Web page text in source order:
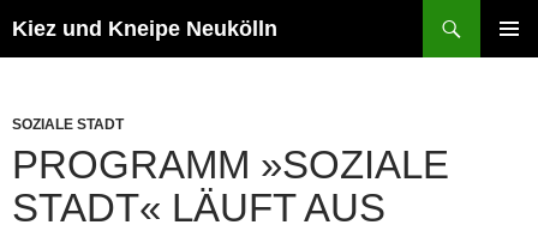
Inhalt
Kiez und Kneipe Neukölln
SOZIALE STADT
PROGRAMM »SOZIALE
STADT« LÄUFT AUS